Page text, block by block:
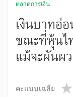
ตลาดการเงิน
เงินบาทอ่
ขณะที่หุ้นไ
แม้จะผันผ
คะแนนเฉลี่ย